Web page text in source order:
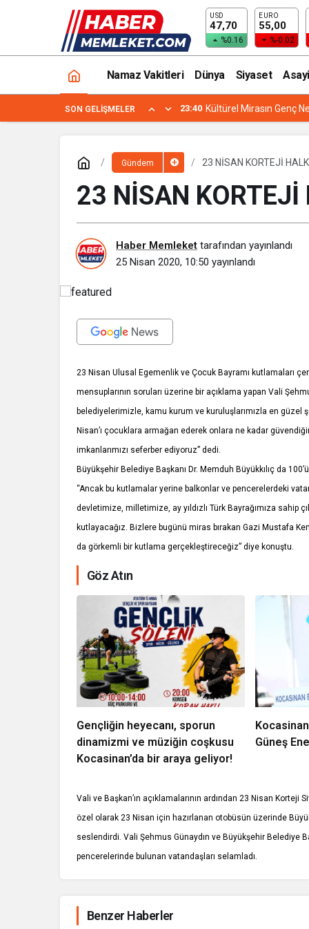
USD
47,70
%0.16
EURO
55,00
%-0.02
Namaz Vakitleri Dünya Siyaset
SON GELIŞMELER 23:40 Kültürel Mirasın Genç
Gündem 23 NİSAN KORTEJİ
23 NİSAN
Haber Memleket tarafından yayınlandı
25 Nisan 2020, 10:50 yayınlandı
23 Nisan Ulusal Egemenlik ve Çocuk Bayramı kutlamaları
mensuplarının soruları üzerine bir açıklama yapan Vali
belediyelerimizle, kamu kurum ve kuruluşlarımızla en
Nisan’ı çocuklara armağan ederek onlara ne kadar
imkanlarımızı seferber ediyoruz” dedi.
Büyükşehir Belediye Başkanı Dr. Memduh Büyükkılıç da
“Ancak bu kutlamalar yerine balkonlar ve pencerelerdeki
devletimize, milletimize, ay yıldızlı Türk Bayrağımıza
kutlayacağız. Bizlere bugünü miras bırakan Gazi Mustafa
da görkemli bir kutlama gerçekleştireceğiz” diye konuştu.
Göz Atın
Gençliğin heyecanı, sporun
dinamizmi ve müziğin coşkusu
Kocasinan’da bir araya geliyor!
Güneş
Vali ve Başkan’ın açıklamalarının ardından 23 Nisan
özel olarak 23 Nisan için hazırlanan otobüsün üzerinde
seslendirdi. Vali Şehmus Günaydın ve Büyükşehir Belediye
pencerelerinde bulunan vatandaşları selamladı.
Benzer Haberler
EKMEK VE ULAŞIMDA PLANLAMA